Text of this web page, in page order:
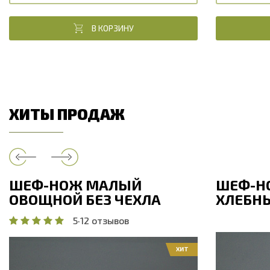
В КОРЗИНУ
ХИТЫ ПРОДАЖ
ШЕФ-НОЖ МАЛЫЙ
ОВОЩНОЙ БЕЗ ЧЕХЛА
5·12 отзывов
ХИТ
ШЕФ-